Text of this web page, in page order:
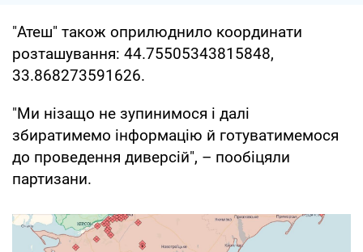
"Атеш" також оприлюднило координати
розташування: 44.75505343815848,
33.868273591626.
"Ми нізащо не зупинимося і далі
збиратимемо інформацію й готуватимемося
до проведення диверсій", – пообіцяли
партизани.